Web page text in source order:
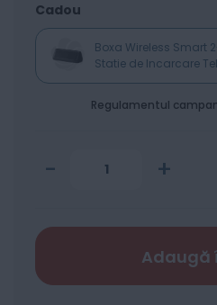
Cadou
Boxa Wireless Smart
Statie de Incarcare
Regulamentul
- +
Adaugă